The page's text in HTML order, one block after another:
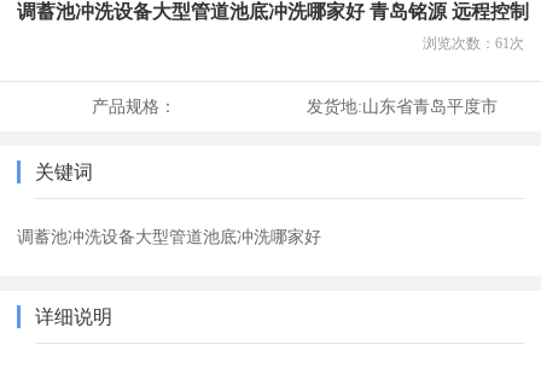
调蓄池冲洗设备大型管道池底冲洗哪家好 青岛铭源 远程控制
浏览次数： 61次
产品规格： 发货地:山东省青岛平度市
关键词
调蓄池冲洗设备大型管道池底冲洗哪家好
详细说明